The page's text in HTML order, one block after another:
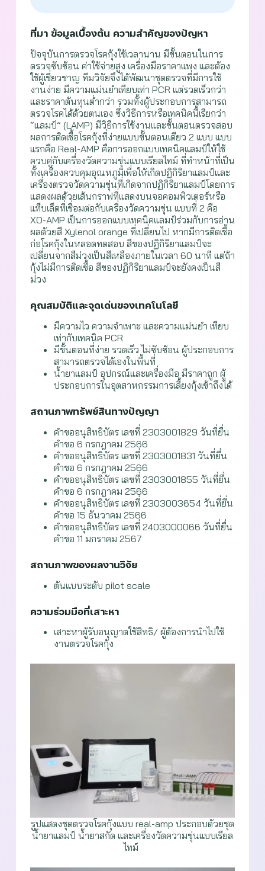
ที่มา ข้อมูลเบื้องต้น ความสำคัญของปัญหา
ปัจจุบันการตรวจโรคกุ้งใช้เวลานาน มีขั้นตอนในการ
ตรวจซับซ้อน ค่าใช้จ่ายสูง เครื่องมือราคาแพง และต้อง
ใช้ผู้เชี่ยวชาญ ทีมวิจัยจึงได้พัฒนาชุดตรวจที่มีการใช้
งานง่าย มีความแม่นยำเทียบเท่า PCR แต่รวดเร็วกว่า
และราคาต้นทุนต่ำกว่า รวมทั้งผู้ประกอบการสามารถ
ตรวจโรคได้ด้วยตนเอง ซึ่งวิธีการหรือเทคนิคนี้เรียกว่า
“แลมป์” (LAMP) มีวิธีการใช้งานและขั้นตอนตรวจสอบ
ผลการติดเชื้อโรคกุ้งที่ง่ายแบบขั้นตอนเดียว 2 แบบ แบบ
แรกคือ Real-AMP คือการออกแบบเทคนิคแลมป์ให้ใช้
ควบคู่กับเครื่องวัดความขุ่นแบบเรียลไทม์ ที่ทำหน้าที่เป็น
ทั้งเครื่องควบคุมอุณหภูมิเพื่อให้เกิดปฏิกิริยาแลมป์และ
เครื่องตรวจวัดความขุ่นที่เกิดจากปฏิกิริยาแลมป์โดยการ
แสดงผลด้วยเส้นกราฟที่แสดงบนจอคอมพิวเตอร์หรือ
แท็บเล็ตที่เชื่อมต่อกับเครื่องวัดความขุ่น แบบที่ 2 คือ
XO-AMP เป็นการออกแบบเทคนิคแลมป์ร่วมกับการอ่าน
ผลด้วยสี Xylenol orange ที่เปลี่ยนไป หากมีการติดเชื้อ
ก่อโรคกุ้งในหลอดทดสอบ สีของปฏิกิริยาแลมป์จะ
เปลี่ยนจากสีม่วงเป็นสีเหลืองภายในเวลา 60 นาที แต่ถ้า
กุ้งไม่มีการติดเชื้อ สีของปฏิกิริยาแลมป์จะยังคงเป็นสี
ม่วง
คุณสมบัติและจุดเด่นของเทคโนโลยี
มีความไว ความจำเพาะ และความแม่นยำ เทียบ
เท่ากับเทคนิค PCR
มีขั้นตอนที่ง่าย รวดเร็ว ไม่ซับซ้อน ผู้ประกอบการ
สามารถตรวจได้เองในพื้นที่
น้ำยาแลมป์ อุปกรณ์และเครื่องมือ มีราคาถูก ผู้
ประกอบการในอุตสาหกรรมการเลี้ยงกุ้งเข้าถึงได้
สถานภาพทรัพย์สินทางปัญญา
คำขออนุสิทธิบัตร เลขที่ 2303001829 วันที่ยื่น
คำขอ 6 กรกฎาคม 2566
คำขออนุสิทธิบัตร เลขที่ 2303001831 วันที่ยื่น
คำขอ 6 กรกฎาคม 2566
คำขออนุสิทธิบัตร เลขที่ 2303001855 วันที่ยื่น
คำขอ 6 กรกฎาคม 2566
คำขออนุสิทธิบัตร เลขที่ 2303003654 วันที่ยื่น
คำขอ 15 ธันวาคม 2566
คำขออนุสิทธิบัตร เลขที่ 2403000066 วันที่ยื่น
คำขอ 11 มกราคม 2567
สถานภาพของผลงานวิจัย
ต้นแบบระดับ pilot scale
ความร่วมมือที่เสาะหา
เสาะหาผู้รับอนุญาตใช้สิทธิ/ ผู้ต้องการนำไปใช้
งานตรวจโรคกุ้ง
รูปแสดงชุดตรวจโรคกุ้งแบบ real-amp ประกอบด้วยชุด
น้ำยาแลมป์ น้ำยาสกัด และเครื่องวัดความขุ่นแบบเรียล
ไทม์